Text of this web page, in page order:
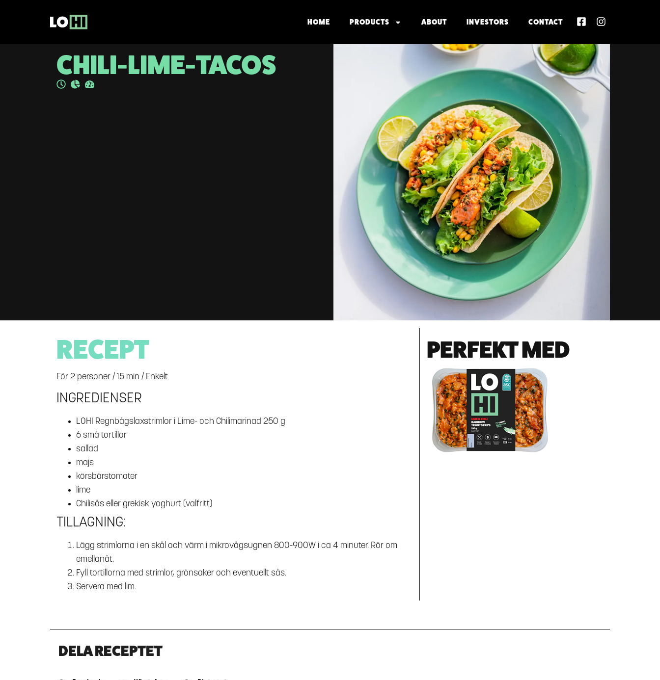
HOME PRODUCTS ABOUT INVESTORS CONTACT
CHILI-LIME-TACOS
RECEPT
För 2 personer / 15 min / Enkelt
INGREDIENSER
LOHI Regnbågslaxstrimlor i Lime- och Chilimarinad 250 g
6 små tortillor
sallad
majs
körsbärstomater
lime
Chilisås eller grekisk yoghurt (valfritt)
TILLAGNING:
Lägg strimlorna i en skål och värm i mikrovågsugnen 800-900W i ca 4 minuter. Rör om
emellanåt.
Fyll tortillorna med strimlor, grönsaker och eventuellt sås.
Servera med lim.
PERFEKT MED
DELA RECEPTET